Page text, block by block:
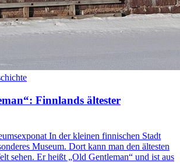
Finnlands ältester
In der kleinen finnischen Stadt
Museum. Dort kann man den ältesten
sehen. Er heißt „Old Gentleman“ und ist aus